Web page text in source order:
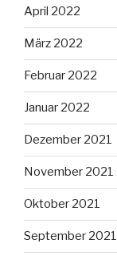
April 2022
März 2022
Februar 2022
Januar 2022
Dezember 2021
November 2021
Oktober 2021
September 2021